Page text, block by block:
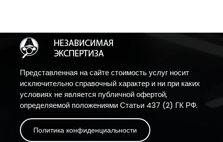
Представленная на сайте стоимость услуг носит
исключительно справочный характер и ни при каких
условиях не является публичной офертой,
определяемой положениями Статьи 437 (2) ГК РФ.
Политика конфиденциальности